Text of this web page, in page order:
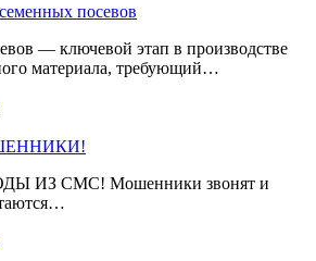
посевов
— ключевой этап в производстве
материала, требующий…
ИЗ СМС! Мошенники звонят и